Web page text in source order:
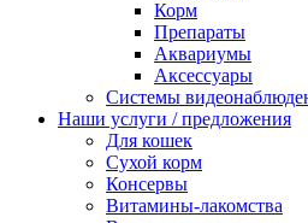
Корм
Препараты
Аквариумы
Аксессуары
Cистемы
Наши услуги / предложения
Для кошек
Сухой корм
Консервы
Витамины-лакомства